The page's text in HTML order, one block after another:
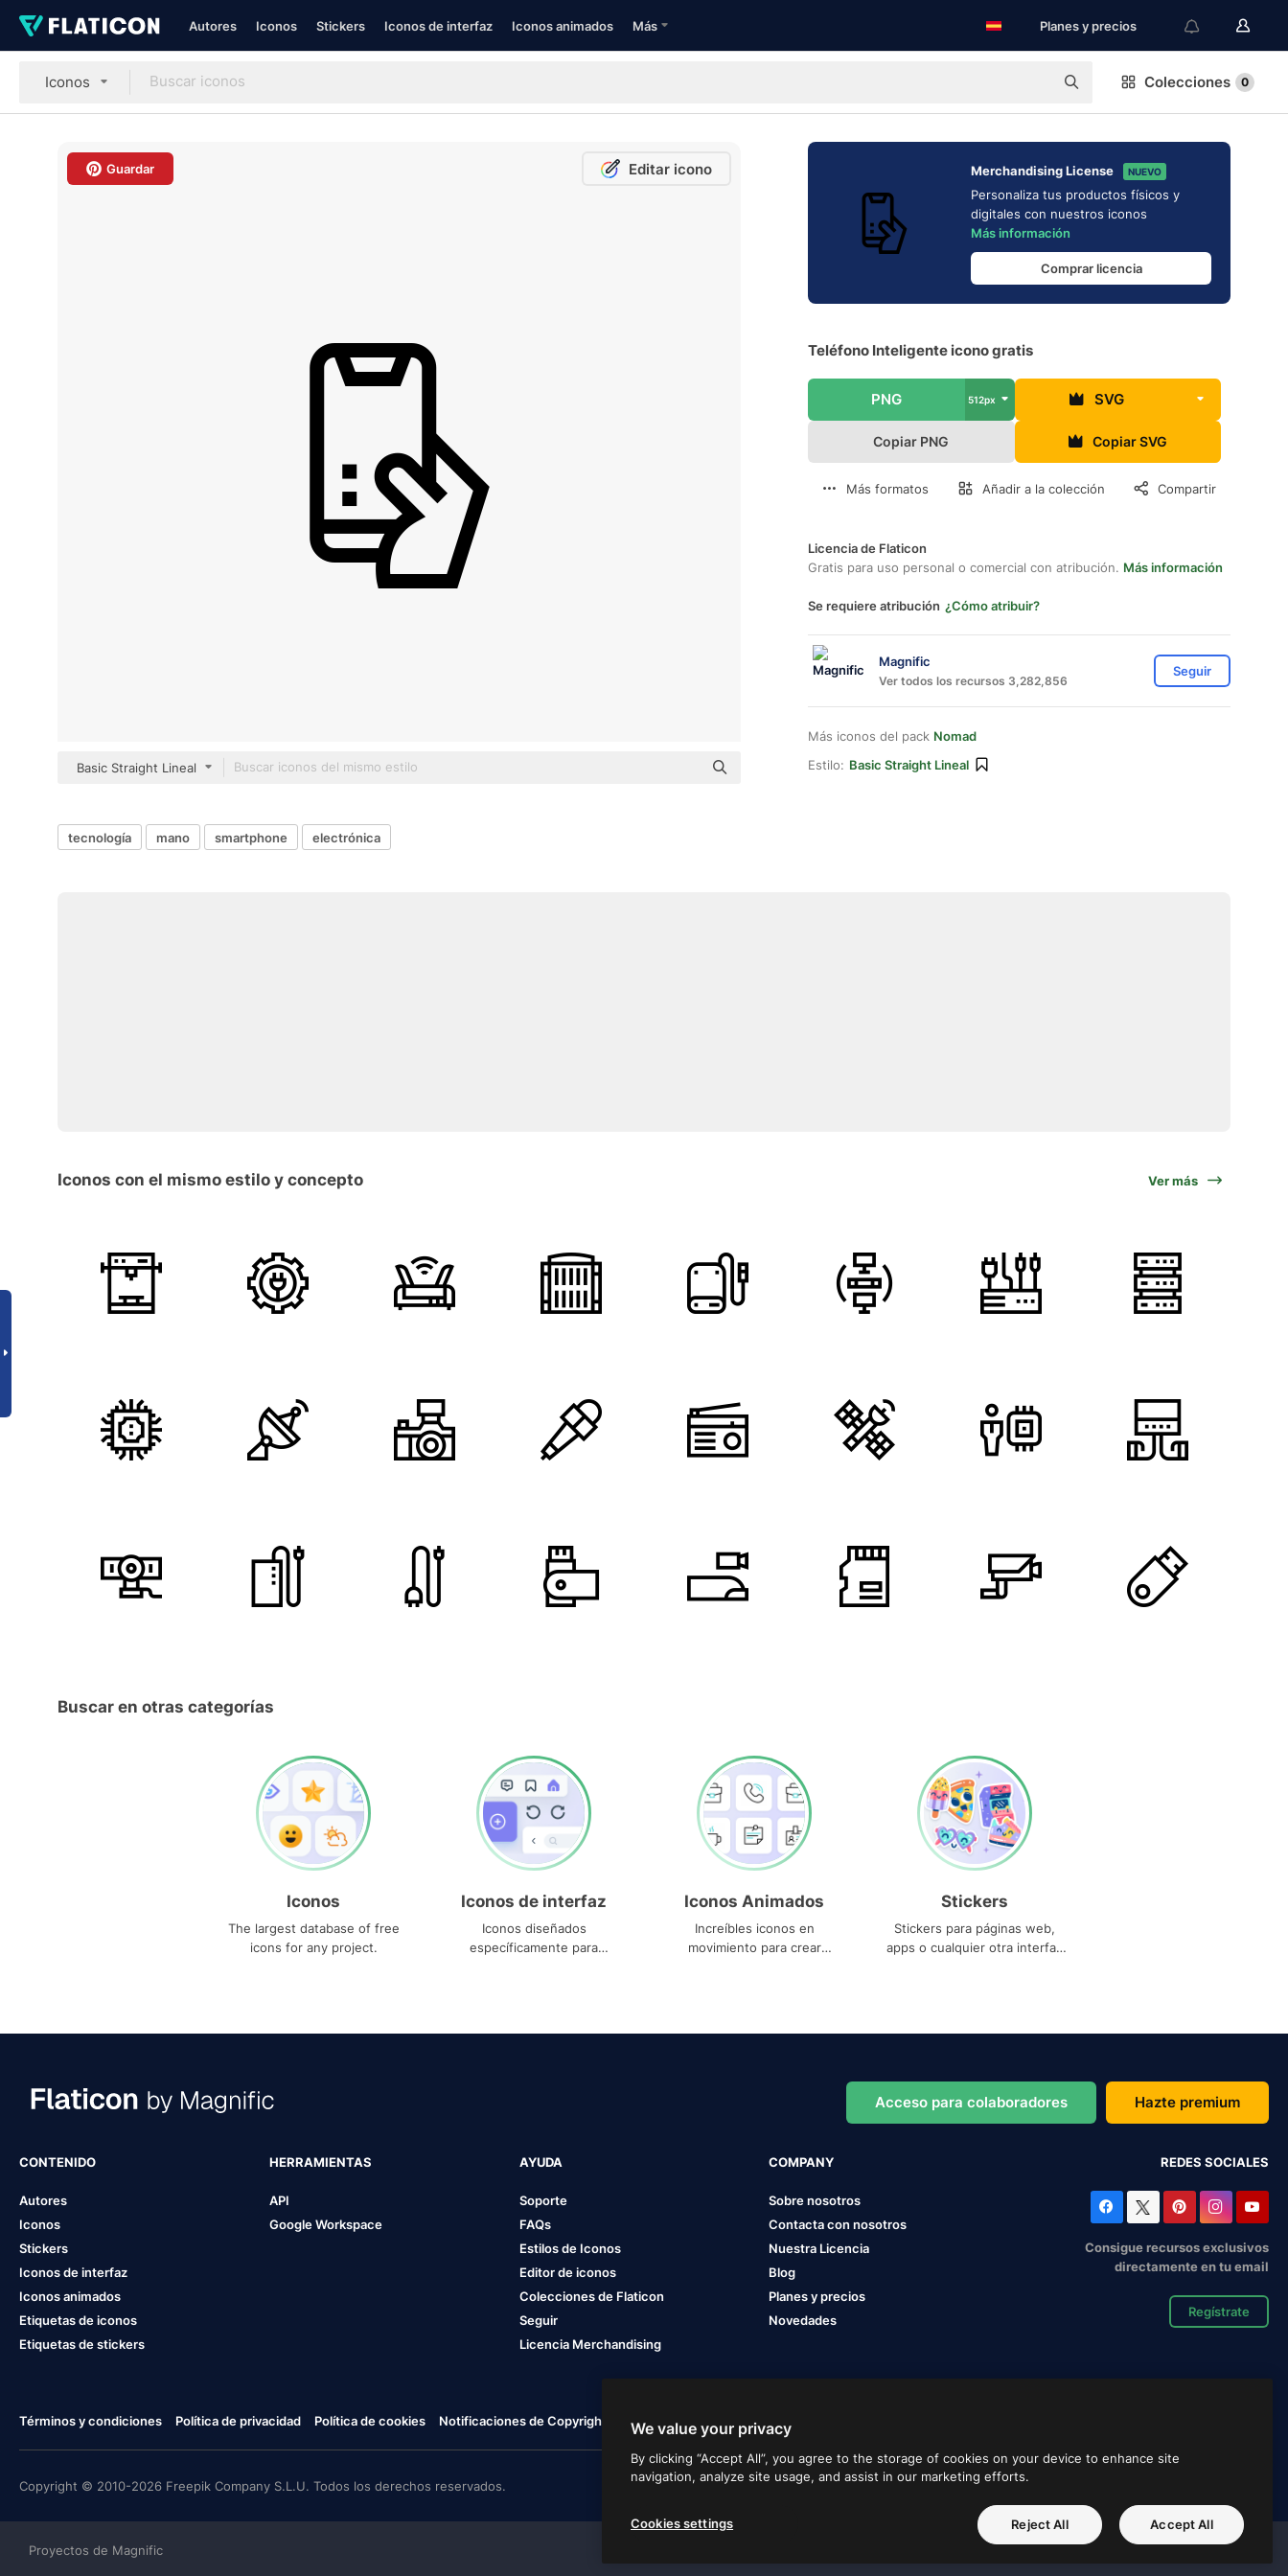
Autores Iconos Stickers Iconos de interfaz Iconos animados Más Planes y precios
Iconos Colecciones 0
Guardar Editar icono
Basic Straight Lineal
Merchandising License NUEVO
Personaliza tus productos físicos y
digitales con nuestros iconos
Más información
Comprar licencia
Teléfono Inteligente icono gratis
PNG 512px SVG
Copiar PNG Copiar SVG
Más formatos Añadir a la colección Compartir
Licencia de Flaticon
Gratis para uso personal o comercial con atribución. Más información
Se requiere atribución ¿Cómo atribuir?
Magnific
Ver todos los recursos 3,282,856
Seguir
Más iconos del pack Nomad
Estilo: Basic Straight Lineal
tecnología mano smartphone electrónica
Iconos con el mismo estilo y concepto Ver más
Buscar en otras categorías
Iconos
The largest database of free
icons for any project.
Iconos de interfaz
Iconos diseñados
específicamente para
Iconos Animados
Increíbles iconos en
movimiento para crear
Stickers
Stickers para páginas web,
apps o cualquier otra interfaz
Acceso para colaboradores Hazte premium
CONTENIDO
Autores
Iconos
Stickers
Iconos de interfaz
Iconos animados
Etiquetas de iconos
Etiquetas de stickers
HERRAMIENTAS
API
Google Workspace
AYUDA
Soporte
FAQs
Estilos de Iconos
Editor de iconos
Colecciones de Flaticon
Seguir
Licencia Merchandising
COMPANY
Sobre nosotros
Contacta con nosotros
Nuestra Licencia
Blog
Planes y precios
Novedades
REDES SOCIALES
Consigue recursos exclusivos
directamente en tu email
Regístrate
Términos y condiciones Política de privacidad Política de cookies Notificaciones de Copyright Cookies settings
Copyright © 2010-2026 Freepik Company S.L.U. Todos los derechos reservados.
Proyectos de Magnific
We value your privacy
By clicking “Accept All”, you agree to the storage of cookies on your device to enhance site
navigation, analyze site usage, and assist in our marketing efforts.
Cookies settings Reject All Accept All